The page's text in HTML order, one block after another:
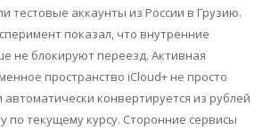
тестовые аккаунты из России в Грузию.
показал, что внутренние
не блокируют переезд. Активная
пространство iCloud+ не просто
автоматически конвертируется из рублей
по текущему курсу. Сторонние сервисы